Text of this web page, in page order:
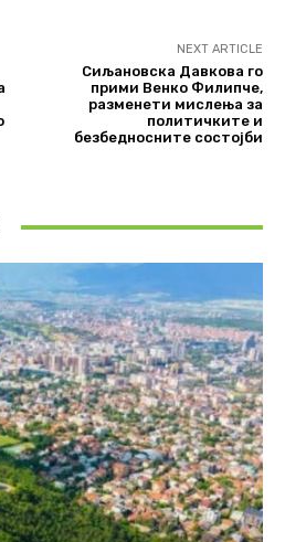
NEXT ARTICLE
Сиљановска Давкова го
прими Венко Филипче,
разменети мислења за
политичките и
безбедносните состојби